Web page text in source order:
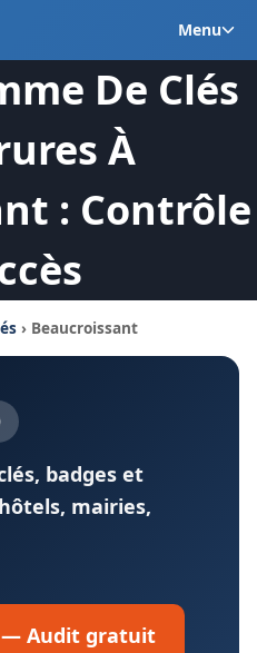
Menu
De Clés
À
: Contrôle
› Beaucroissant
badges et
mairies,
— Audit gratuit